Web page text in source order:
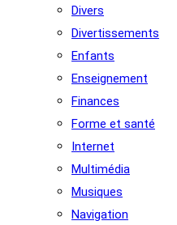
Divers
Divertissements
Enfants
Enseignement
Finances
Forme et santé
Internet
Multimédia
Musiques
Navigation